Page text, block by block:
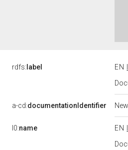
rdfs: label EN
a-cd:documentationIdentifier
l0:name EN